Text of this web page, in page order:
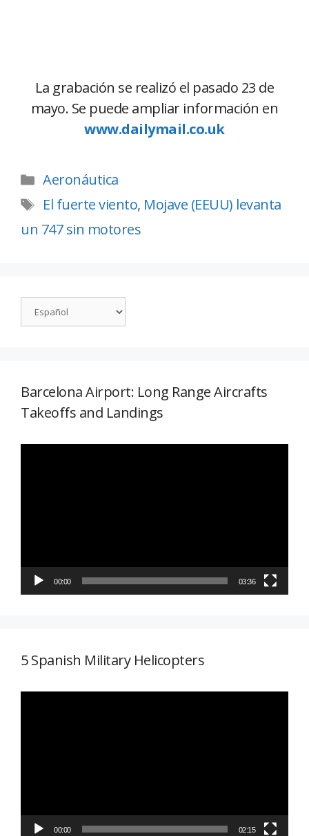
La grabación se realizó el pasado 23 de
mayo. Se puede ampliar información en
www.dailymail.co.uk
Aeronáutica
El fuerte viento, Mojave (EEUU) levanta
un 747 sin motores
Barcelona Airport: Long Range Aircrafts
Takeoffs and Landings
00:00 03:36
5 Spanish Military Helicopters
00:00 02:15